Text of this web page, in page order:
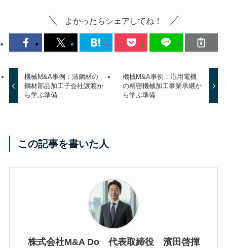
よかったらシェアしてね！
機械M&A事例：清鋼材の
鋼材部品加工子会社譲渡か
ら学ぶ準備
機械M&A事例：応用電機
の精密機械加工事業承継か
ら学ぶ準備
この記事を書いた人
株式会社M&A Do 代表取締役 濱田啓揮